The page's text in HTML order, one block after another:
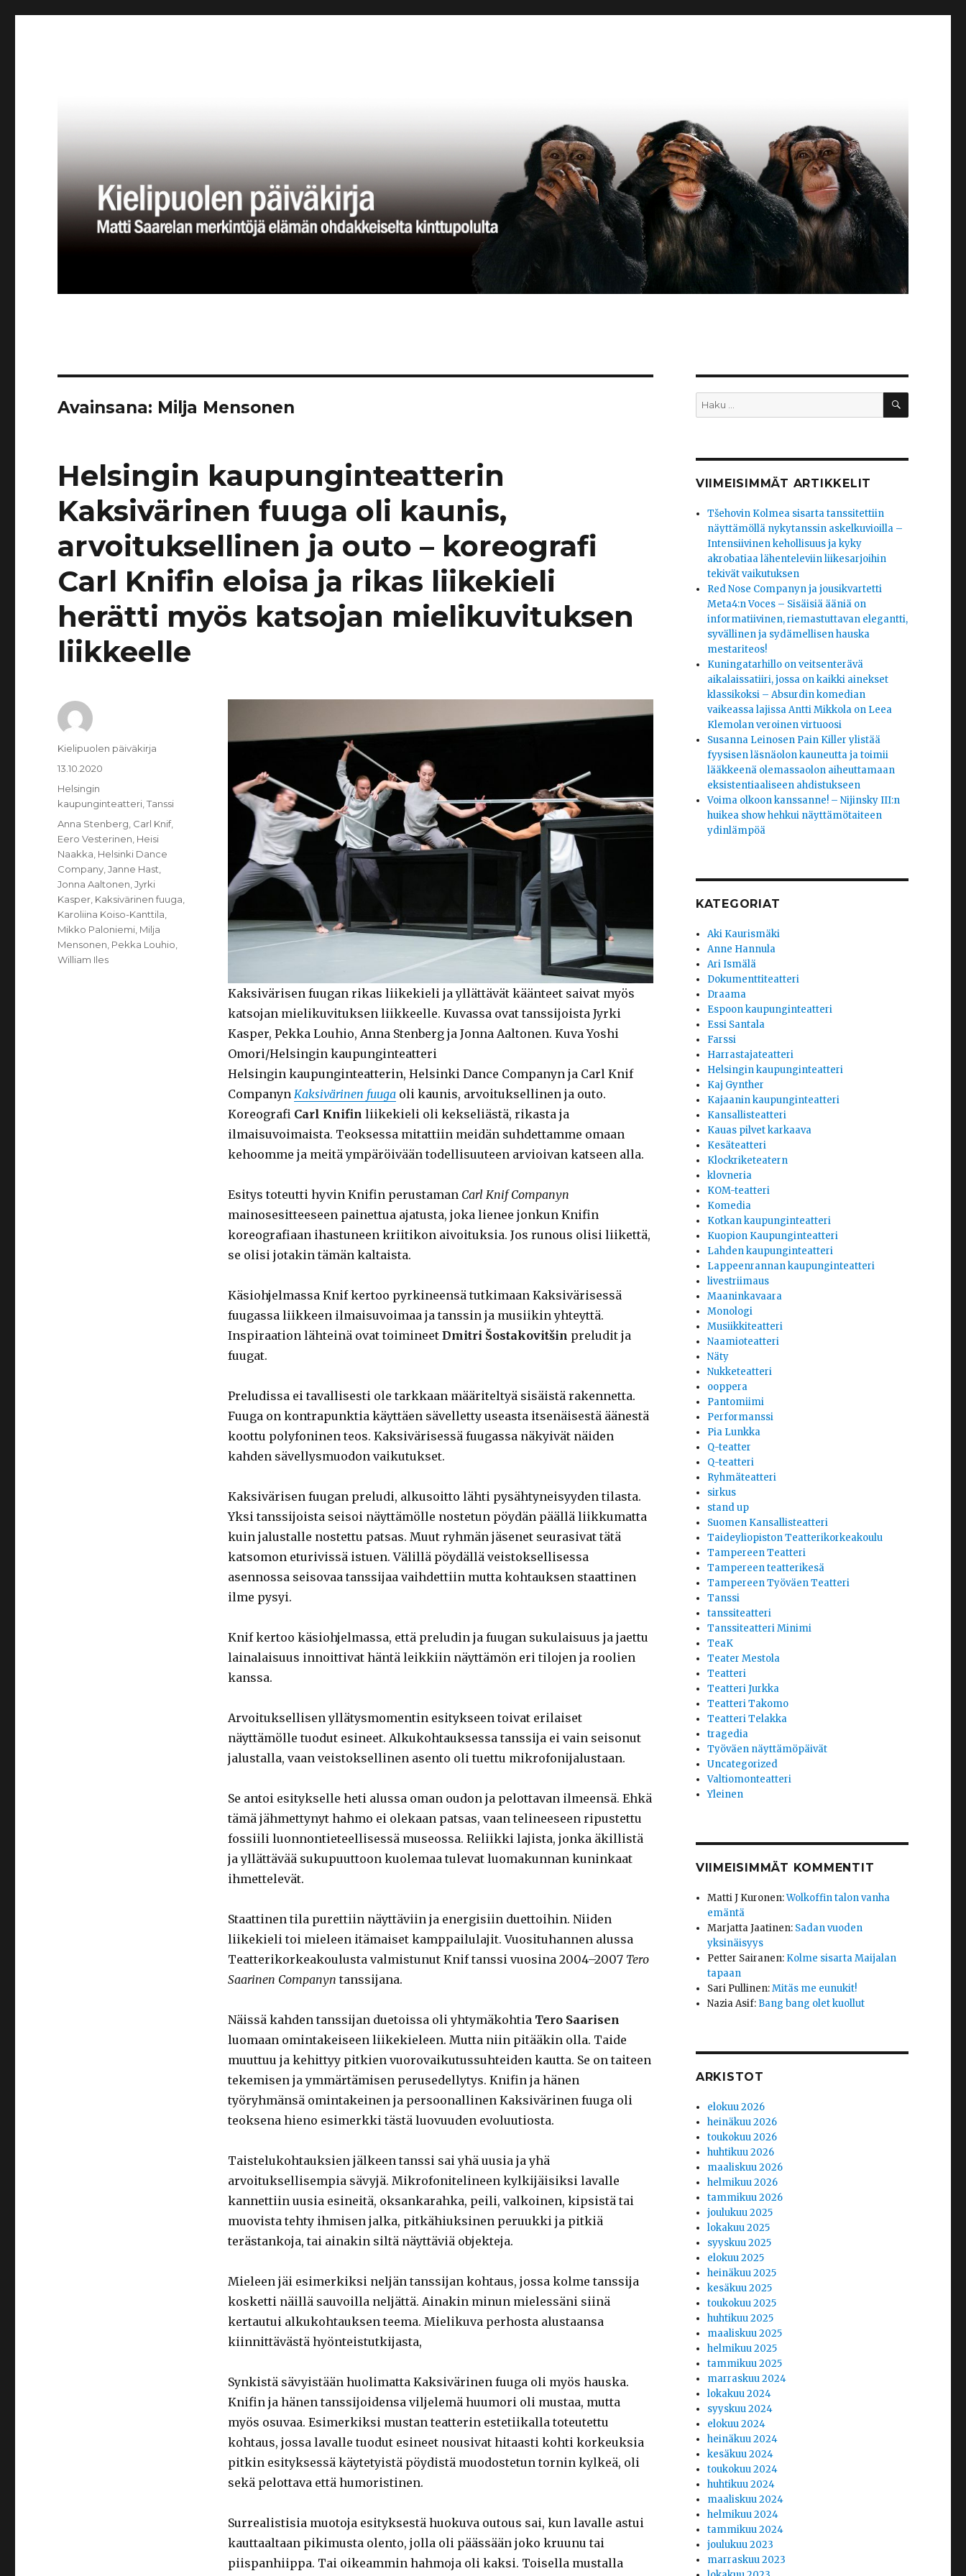
Avainsana: Milja Mensonen
Helsingin kaupunginteatterin
Kaksivärinen fuuga oli kaunis,
arvoituksellinen ja outo – koreografi
Carl Knifin eloisa ja rikas liikekieli
herätti myös katsojan mielikuvituksen
liikkeelle
Kaksivärisen fuugan rikas liikekieli ja yllättävät käänteet saivat myös
katsojan mielikuvituksen liikkeelle. Kuvassa ovat tanssijoista Jyrki
Kasper, Pekka Louhio, Anna Stenberg ja Jonna Aaltonen. Kuva Yoshi
Omori/Helsingin kaupunginteatteri
Helsingin kaupunginteatterin, Helsinki Dance Companyn ja Carl Knif
Companyn Kaksivärinen fuugaoli kaunis, arvoituksellinen ja outo.
Koreografi Carl Knifin liikekieli oli kekseliästä, rikasta ja
ilmaisuvoimaista. Teoksessa mitattiin meidän suhdettamme omaan
kehoomme ja meitä ympäröivään todellisuuteen arvioivan katseen alla.
Esitys toteutti hyvin Knifin perustaman Carl Knif Companyn
mainosesitteeseen painettua ajatusta, joka lienee jonkun Knifin
koreografiaan ihastuneen kriitikon aivoituksia. Jos runous olisi liikettä,
se olisi jotakin tämän kaltaista.
Käsiohjelmassa Knif kertoo pyrkineensä tutkimaan Kaksivärisessä
fuugassa liikkeen ilmaisuvoimaa ja tanssin ja musiikin yhteyttä.
Inspiraation lähteinä ovat toimineet Dmitri Šostakovitšin preludit ja
fuugat.
Preludissa ei tavallisesti ole tarkkaan määriteltyä sisäistä rakennetta.
Fuuga on kontrapunktia käyttäen sävelletty useasta itsenäisestä äänestä
koottu polyfoninen teos. Kaksivärisessä fuugassa näkyivät näiden
kahden sävellysmuodon vaikutukset.
Kaksivärisen fuugan preludi, alkusoitto lähti pysähtyneisyyden tilasta.
Yksi tanssijoista seisoi näyttämölle nostetun pöydän päällä liikkumatta
kuin jalustalle nostettu patsas. Muut ryhmän jäsenet seurasivat tätä
katsomon eturivissä istuen. Välillä pöydällä veistoksellisessa
asennossa seisovaa tanssijaa vaihdettiin mutta kohtauksen staattinen
ilme pysyi.
Knif kertoo käsiohjelmassa, että preludin ja fuugan sukulaisuus ja jaettu
lainalaisuus innoittivat häntä leikkiin näyttämön eri tilojen ja roolien
kanssa.
Arvoituksellisen yllätysmomentin esitykseen toivat erilaiset
näyttämölle tuodut esineet. Alkukohtauksessa tanssija ei vain seisonut
jalustalla, vaan veistoksellinen asento oli tuettu mikrofonijalustaan.
Se antoi esitykselle heti alussa oman oudon ja pelottavan ilmeensä. Ehkä
tämä jähmettynyt hahmo ei olekaan patsas, vaan telineeseen ripustettu
fossiili luonnontieteellisessä museossa. Reliikki lajista, jonka äkillistä
ja yllättävää sukupuuttoon kuolemaa tulevat luomakunnan kuninkaat
ihmettelevät.
Staattinen tila purettiin näyttäviin ja energisiin duettoihin. Niiden
liikekieli toi mieleen itämaiset kamppailulajit. Vuosituhannen alussa
Teatterikorkeakoulusta valmistunut Knif tanssi vuosina 2004–2007 Tero
Saarinen Companyn tanssijana.
Näissä kahden tanssijan duetoissa oli yhtymäkohtia Tero Saarisen
luomaan omintakeiseen liikekieleen. Mutta niin pitääkin olla. Taide
muuttuu ja kehittyy pitkien vuorovaikutussuhteiden kautta. Se on taiteen
tekemisen ja ymmärtämisen perusedellytys. Knifin ja hänen
työryhmänsä omintakeinen ja persoonallinen Kaksivärinen fuuga oli
teoksena hieno esimerkki tästä luovuuden evoluutiosta.
Taistelukohtauksien jälkeen tanssi sai yhä uusia ja yhä
arvoituksellisempia sävyjä. Mikrofonitelineen kylkijäisiksi lavalle
kannettiin uusia esineitä, oksankarahka, peili, valkoinen, kipsistä tai
muovista tehty ihmisen jalka, pitkähiuksinen peruukki ja pitkiä
terästankoja, tai ainakin siltä näyttäviä objekteja.
Mieleen jäi esimerkiksi neljän tanssijan kohtaus, jossa kolme tanssija
kosketti näillä sauvoilla neljättä. Ainakin minun mielessäni siinä
kertautui alkukohtauksen teema. Mielikuva perhosta alustaansa
kiinnittävästä hyönteistutkijasta,
Synkistä sävyistään huolimatta Kaksivärinen fuuga oli myös hauska.
Knifin ja hänen tanssijoidensa viljelemä huumori oli mustaa, mutta
myös osuvaa. Esimerkiksi mustan teatterin estetiikalla toteutettu
kohtaus, jossa lavalle tuodut esineet nousivat hitaasti kohti korkeuksia
pitkin esityksessä käytetyistä pöydistä muodostetun tornin kylkeä, oli
sekä pelottava että humoristinen.
Surrealistisia muotoja esityksestä huokuva outous sai, kun lavalle astui
kauttaaltaan pikimusta olento, jolla oli päässään joko kruunu tai
piispanhiippa. Tai oikeammin hahmoja oli kaksi. Toisella mustalla
Kirjoittaja
Kielipuolen päiväkirja
Julkaistu
13.10.2020
Kategoriat
Helsingin
kaupunginteatteri ,Tanssi
Avainsanat
Anna Stenberg Carl Knif,
Eero Vesterinen Heisi
Naakka Helsinki Dance
Company ,Janne Hast
Jonna Aaltonen ,Jyrki
Kasper Kaksivärinen fuuga
Karoliina Koiso-Kanttila
Mikko Paloniemi Milja
Mensonen Pekka Louhio
William Iles
Etsi: HAKU
VIIMEISIMMÄT ARTIKKELIT
Tšehovin Kolmea sisarta tanssitettiin
näyttämöllä nykytanssin askelkuvioilla –
Intensiivinen kehollisuus ja kyky
akrobatiaa lähenteleviin liikesarjoihin
tekivät vaikutuksen
Red Nose Companyn ja jousikvartetti
Meta4:n Voces – Sisäisiä ääniä on
informatiivinen, riemastuttavan elegantti,
syvällinen ja sydämellisen hauska
mestariteos!
Kuningatarhillo on veitsenterävä
aikalaissatiiri, jossa on kaikki ainekset
klassikoksi – Absurdin komedian
vaikeassa lajissa Antti Mikkola on Leea
Klemolan veroinen virtuoosi
Susanna Leinosen Pain Killer ylistää
fyysisen läsnäolon kauneutta ja toimii
lääkkeenä olemassaolon aiheuttamaan
eksistentiaaliseen ahdistukseen
Voima olkoon kanssanne! – Nijinsky III:n
huikea show hehkui näyttämötaiteen
ydinlämpöä
KATEGORIAT
Aki Kaurismäki
Anne Hannula
Ari Ismälä
Dokumenttiteatteri
Draama
Espoon kaupunginteatteri
Essi Santala
Farssi
Harrastajateatteri
Helsingin kaupunginteatteri
Kaj Gynther
Kajaanin kaupunginteatteri
Kansallisteatteri
Kauas pilvet karkaava
Kesäteatteri
Klockriketeatern
klovneria
KOM-teatteri
Komedia
Kotkan kaupunginteatteri
Kuopion Kaupunginteatteri
Lahden kaupunginteatteri
Lappeenrannan kaupunginteatteri
livestriimaus
Maaninkavaara
Monologi
Musiikkiteatteri
Naamioteatteri
Näty
Nukketeatteri
ooppera
Pantomiimi
Performanssi
Pia Lunkka
Q-teatter
Q-teatteri
Ryhmäteatteri
sirkus
stand up
Suomen Kansallisteatteri
Taideyliopiston Teatterikorkeakoulu
Tampereen Teatteri
Tampereen teatterikesä
Tampereen Työväen Teatteri
Tanssi
tanssiteatteri
Tanssiteatteri Minimi
TeaK
Teater Mestola
Teatteri
Teatteri Jurkka
Teatteri Takomo
Teatteri Telakka
tragedia
Työväen näyttämöpäivät
Uncategorized
Valtiomonteatteri
Yleinen
VIIMEISIMMÄT KOMMENTIT
Matti J Kuronen:Wolkoffin talon vanha
emäntä
Marjatta Jaatinen: Sadan vuoden
yksinäisyys
Petter Sairanen: Kolme sisarta Maijalan
tapaan
Sari Pullinen:Mitäs me eunukit!
Nazia Asif: Bang bang olet kuollut
ARKISTOT
elokuu 2026
heinäkuu 2026
toukokuu 2026
huhtikuu 2026
maaliskuu 2026
helmikuu 2026
tammikuu 2026
joulukuu 2025
lokakuu 2025
syyskuu 2025
elokuu 2025
heinäkuu 2025
kesäkuu 2025
toukokuu 2025
huhtikuu 2025
maaliskuu 2025
helmikuu 2025
tammikuu 2025
marraskuu 2024
lokakuu 2024
syyskuu 2024
elokuu 2024
heinäkuu 2024
kesäkuu 2024
toukokuu 2024
huhtikuu 2024
maaliskuu 2024
helmikuu 2024
tammikuu 2024
joulukuu 2023
marraskuu 2023